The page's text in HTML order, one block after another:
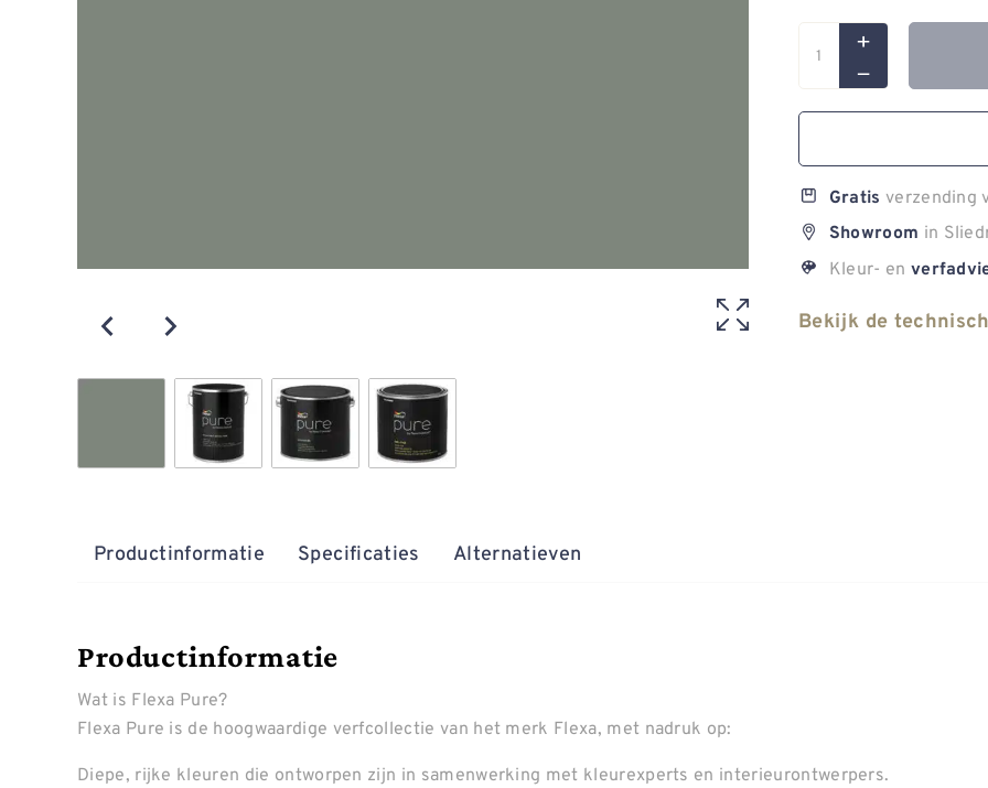
Gratis verzending
Showroom in
Kleur- en
Bekijk de
Productinformatie Specificaties Alternatieven
Productinformatie
Wat is Flexa Pure?
Flexa Pure is de hoogwaardige verfcollectie van het merk Flexa, met nadruk op:
Diepe, rijke kleuren die ontworpen zijn in samenwerking met kleurexperts en interieurontwerpers.